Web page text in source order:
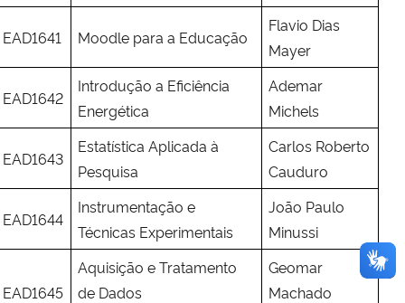
EAD1641 Moodle para a Educação
Flavio Dias
Mayer
EAD1642
Introdução a Eficiência
Energética
Ademar
Michels
EAD1643
Estatística Aplicada à
Pesquisa
Carlos Roberto
Cauduro
EAD1644
Instrumentação e
Técnicas Experimentais
João Paulo
Minussi
EAD1645
Aquisição e Tratamento
de Dados
Geomar
Machado